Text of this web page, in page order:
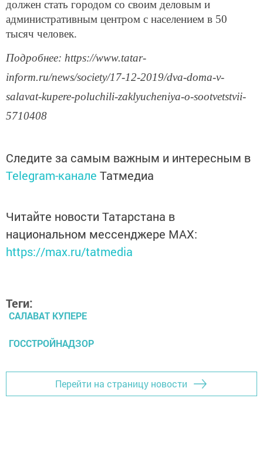
должен стать городом со своим деловым и
административным центром с населением в 50
тысяч человек.
Подробнее: https://www.tatar-
inform.ru/news/society/17-12-2019/dva-doma-v-
salavat-kupere-poluchili-zaklyucheniya-o-sootvetstvii-
5710408
Следите за самым важным и интересным в
Telegram-канале Татмедиа
Читайте новости Татарстана в
национальном мессенджере MАХ:
https://max.ru/tatmedia
Теги:
САЛАВАТ КУПЕРЕ
ГОССТРОЙНАДЗОР
Перейти на страницу новости